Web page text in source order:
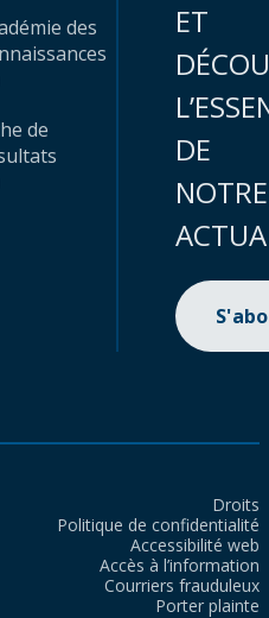
des
de
ET
DE
NOTRE
Droits
Politique de confidentialité
Accessibilité web
Accès à l’information
Courriers frauduleux
Porter plainte